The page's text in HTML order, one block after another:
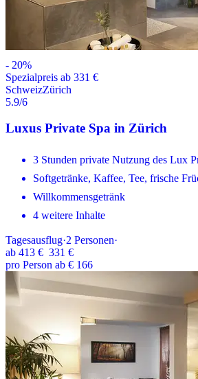
- 20%
Spezialpreis ab 331 €
SchweizZürich
5.9/6
Luxus Private Spa in Zürich
3 Stunden private Nutzung des Lux
Softgetränke, Kaffee, Tee, frische
Willkommensgetränk
4 weitere Inhalte
Tagesausflug·2 Personen·
ab 413 € 331 €
pro Person ab € 166